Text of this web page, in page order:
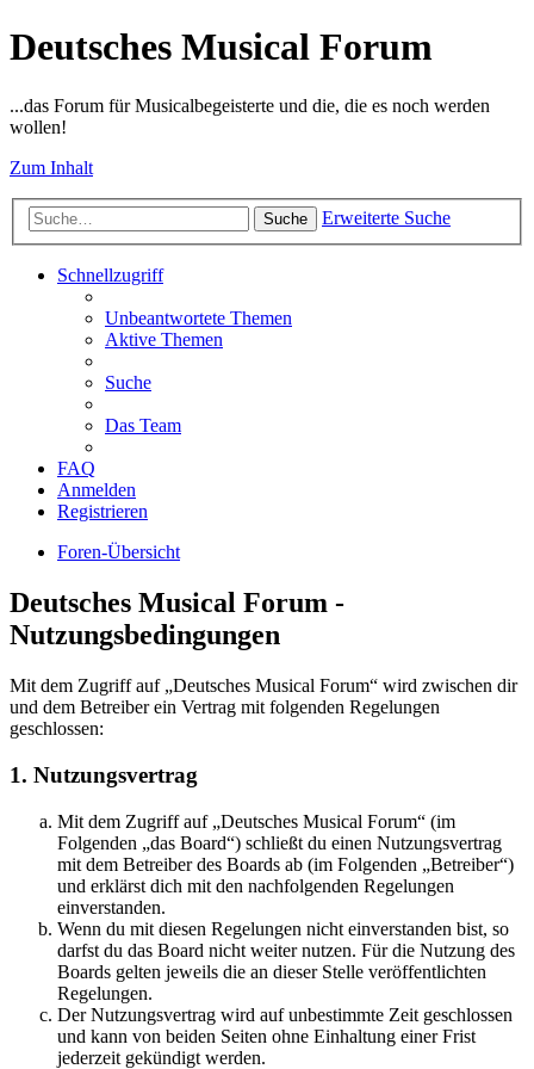
Deutsches Musical Forum
...das Forum für Musicalbegeisterte und die, die es noch werden
wollen!
Zum Inhalt
Suche Erweiterte Suche
Schnellzugriff
Unbeantwortete Themen
Aktive Themen
Suche
Das Team
FAQ
Anmelden
Registrieren
Foren-Übersicht
Deutsches Musical Forum -
Nutzungsbedingungen
Mit dem Zugriff auf „Deutsches Musical Forum“ wird zwischen dir
und dem Betreiber ein Vertrag mit folgenden Regelungen
geschlossen:
1. Nutzungsvertrag
Mit dem Zugriff auf „Deutsches Musical Forum“ (im
Folgenden „das Board“) schließt du einen Nutzungsvertrag
mit dem Betreiber des Boards ab (im Folgenden „Betreiber“)
und erklärst dich mit den nachfolgenden Regelungen
einverstanden.
Wenn du mit diesen Regelungen nicht einverstanden bist, so
darfst du das Board nicht weiter nutzen. Für die Nutzung des
Boards gelten jeweils die an dieser Stelle veröffentlichten
Regelungen.
Der Nutzungsvertrag wird auf unbestimmte Zeit geschlossen
und kann von beiden Seiten ohne Einhaltung einer Frist
jederzeit gekündigt werden.